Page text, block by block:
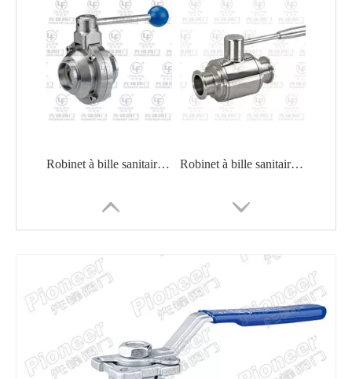
Robinet à bille sanitaire à papillon soudé bout à bout PTFE RTFE Robinet à bille sanitaire à trois serrages pour résistance aux produits chimiques